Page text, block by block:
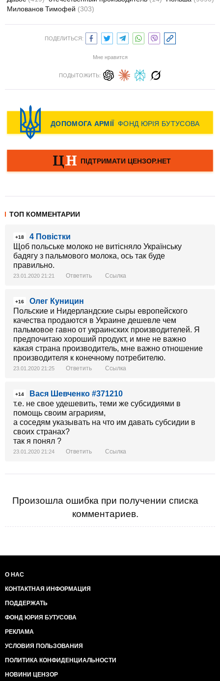
Милованов Тимофей (303)
ПОДЕЛИТЬСЯ:
Мне нравится
ПОДЫТОЖИТЬ:
ТОП КОММЕНТАРИИ
+18
4 Повістки
Щоб польське молоко не витісняло Українську
бадягу з пальмового молока, ось так буде
правильно.
23.01.2020 21:21 Ответить Ссылка
+16
Олег Куницин
Польские и Нидерландские сыры европейского
качества продаются в Украине дешевле чем
пальмовое гавно от украинских производителей. Я
предпочитаю хороший продукт, и мне не важно
какая страна производитель, мне важно отношение
производителя к конечному потребителю.
23.01.2020 21:25 Ответить Ссылка
+14
Вася Шевченко #371210
т.е. не свое удешевить, теми же субсидиями в
помощь своим аграриям,
а соседям указывать на что им давать субсидии в
своих странах?
так я понял ?
23.01.2020 21:24 Ответить Ссылка
Произошла ошибка при получении списка
комментариев.
О НАС
КОНТАКТНАЯ ИНФОРМАЦИЯ
ПОДДЕРЖАТЬ
ФОНД ЮРИЯ БУТУСОВА
РЕКЛАМА
УСЛОВИЯ ПОЛЬЗОВАНИЯ
ПОЛИТИКА КОНФИДЕНЦИАЛЬНОСТИ
НОВИНИ ЦЕНЗОР